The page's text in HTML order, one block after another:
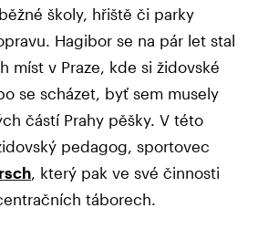
školy, hřiště či parky
Hagibor se na pár let stal
míst v Praze, kde si židovské
se scházet, byť sem musely
částí Prahy pěšky. V této
pedagog, sportovec
, který pak ve své činnosti
táborech.